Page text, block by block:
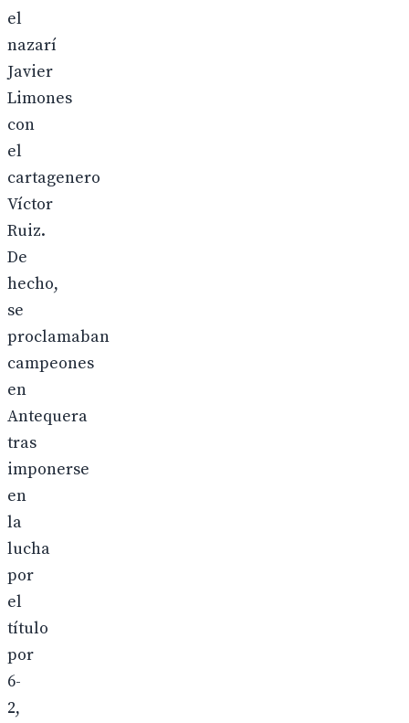
el
nazarí
Javier
Limones
con
el
cartagenero
Víctor
Ruiz.
De
hecho,
se
proclamaban
campeones
en
Antequera
tras
imponerse
en
la
lucha
por
el
título
por
6-
2,